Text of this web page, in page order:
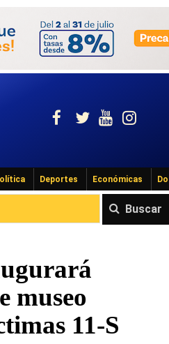
Deportes Económicas
Buscar
museo
11-S